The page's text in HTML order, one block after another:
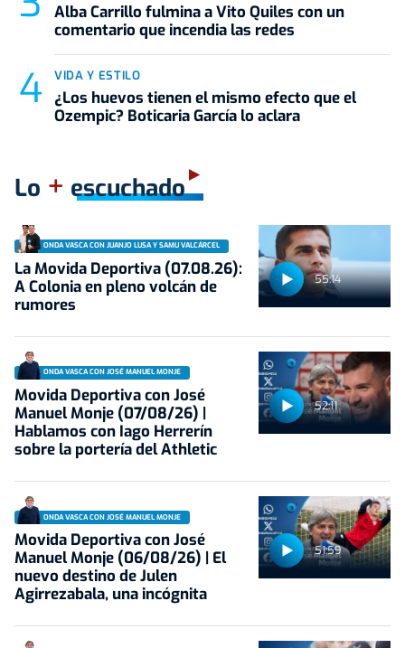
Alba Carrillo fulmina a Vito Quiles con un
comentario que incendia las redes
VIDA Y ESTILO
¿Los huevos tienen el mismo efecto que el
Ozempic? Boticaria García lo aclara
Lo + escuchado
55:14
ONDA VASCA CON JUANJO LUSA Y SAMU VALCÁRCEL
La Movida Deportiva (07.08.26):
A Colonia en pleno volcán de
rumores
52:11
ONDA VASCA CON JOSÉ MANUEL MONJE
Movida Deportiva con José
Manuel Monje (07/08/26) |
Hablamos con Iago Herrerín
sobre la portería del Athletic
51:59
ONDA VASCA CON JOSÉ MANUEL MONJE
Movida Deportiva con José
Manuel Monje (06/08/26) | El
nuevo destino de Julen
Agirrezabala, una incógnita